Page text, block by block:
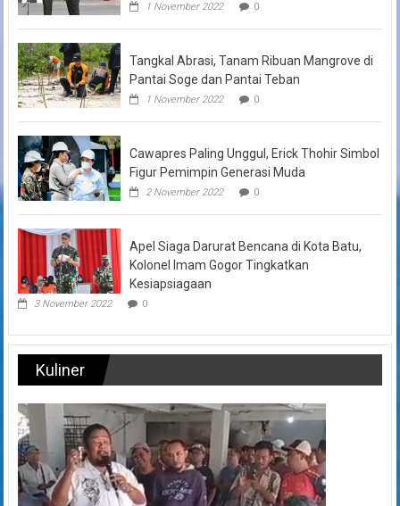
1 November 2022 0
Tangkal Abrasi, Tanam Ribuan Mangrove di
Pantai Soge dan Pantai Teban
1 November 2022 0
Cawapres Paling Unggul, Erick Thohir Simbol
Figur Pemimpin Generasi Muda
2 November 2022 0
Apel Siaga Darurat Bencana di Kota Batu,
Kolonel Imam Gogor Tingkatkan
Kesiapsiagaan
3 November 2022 0
Kuliner